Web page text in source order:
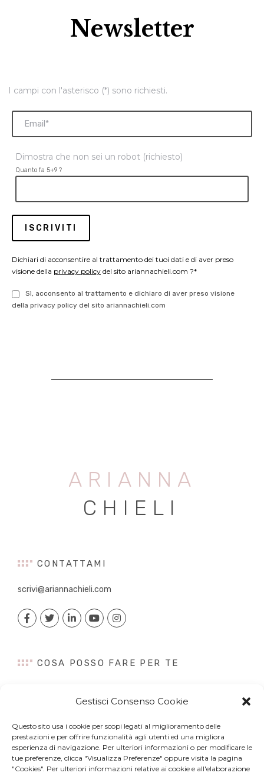
Gestisci Consenso Cookie
Questo sito usa i cookie per scopi legati al miglioramento delle
prestazioni e per offrire funzionalità agli utenti ed una migliora
esperienza di navigazione. Per ulteriori informazioni o per modificare le
tue preferenze, clicca "Visualizza Preferenze" oppure visita la pagina
"Cookies". Per ulteriori informazioni relative ai cookie e all'elaborazione
Newsletter
I campi con l'asterisco (*) sono richiesti.
Dimostra che non sei un robot (richiesto)
Quanto fa 5+9 ?
Dichiari di acconsentire al trattamento dei tuoi dati e di aver preso
visione della privacy policy del sito ariannachieli.com ?*
Sì, acconsento al trattamento e dichiaro di aver preso visione
della privacy policy del sito ariannachieli.com
ARIANNA
CHIELI
CONTATTAMI
scrivi@ariannachieli.com
COSA POSSO FARE PER TE
Content Creation
Digital PR
Influencer Marketing
Newsletter